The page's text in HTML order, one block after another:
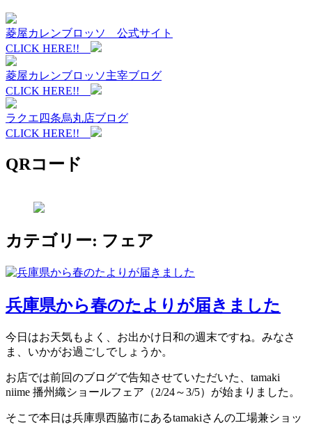
菱屋カレンブロッソ 公式サイト
CLICK HERE!!
菱屋カレンブロッソ主宰ブログ
CLICK HERE!!
ラクエ四条烏丸店ブログ
CLICK HERE!!
QRコード
カテゴリー: フェア
兵庫県から春のたよりが届きました
今日はお天気もよく、お出かけ日和の週末ですね。みなさ
ま、いかがお過ごしでしょうか。
お店では前回のブログで告知させていただいた、tamaki
niime 播州織ショールフェア（2/24～3/5）が始まりました。
そこで本日は兵庫県西脇市にあるtamakiさんの工場兼ショッ